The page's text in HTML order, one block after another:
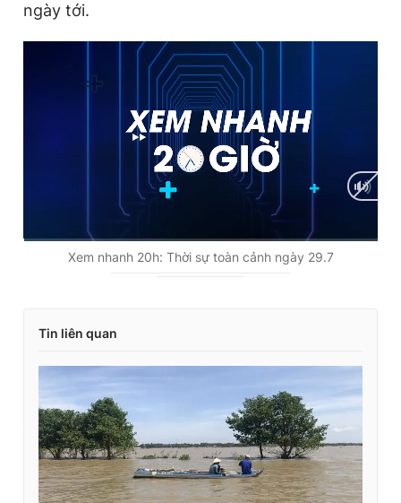
ngày tới.
r
t
T
i
m
0:01 / D
a
o
n
27:12
Xem nhanh 20h: Thời sự toàn cảnh ngày 29.7
Tin liên quan